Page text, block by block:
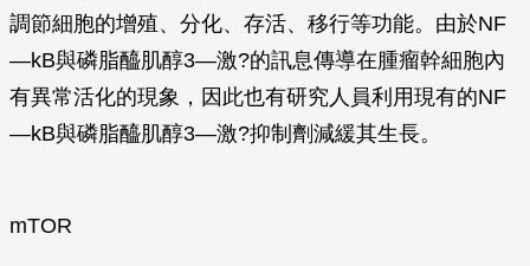
調節細胞的增殖、分化、存活、移行等功能。由於NF
—kB與磷脂醯肌醇3—激?的訊息傳導在腫瘤幹細胞內
有異常活化的現象，因此也有研究人員利用現有的NF
—kB與磷脂醯肌醇3—激?抑制劑減緩其生長。
mTOR